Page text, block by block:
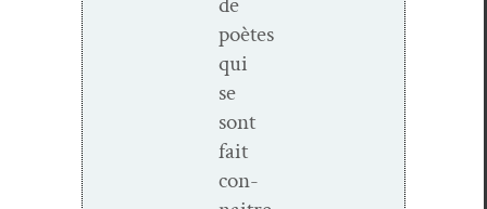
poètes
qui
se
sont
fait
con­